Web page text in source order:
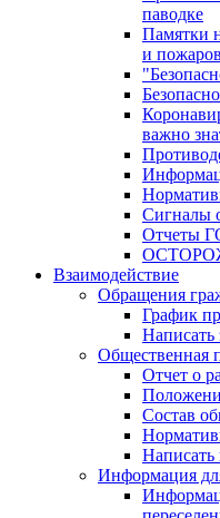
паводке
Памятки
и пожаров
важно
Сигналы
Отчеты
Взаимодействие
Обращения
График
Написать
Общественная
Отчет о
Состав
Написать
Информация